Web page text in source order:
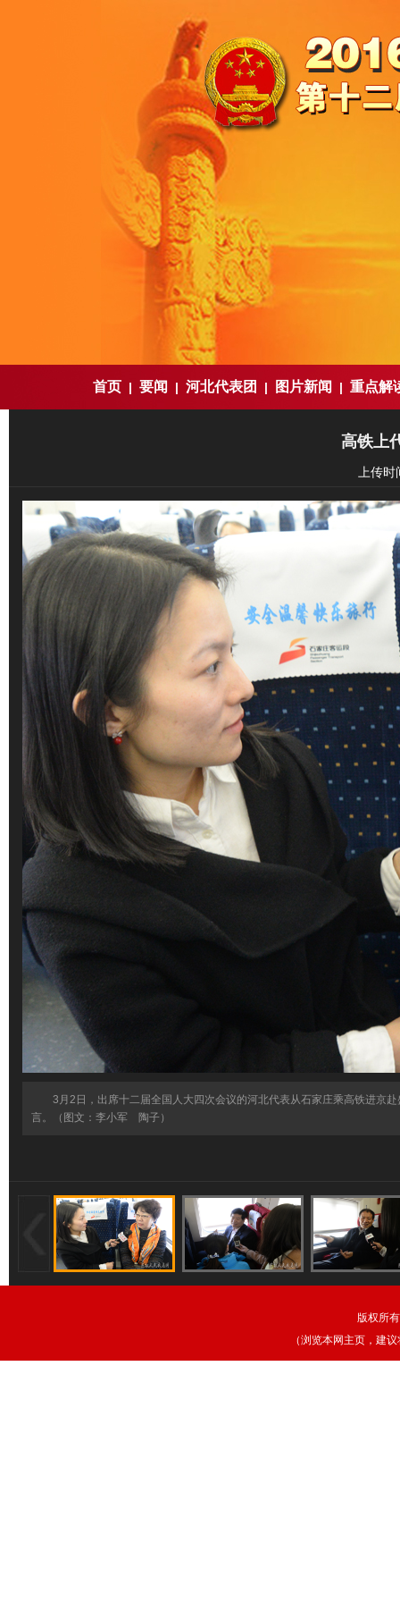
首页 | 要闻 | 河北代表团 | 图片新闻 | 重点解
高铁上
上传
3月2日，出席十二届全国人大四次会议的河北代表从石家庄乘高铁进京赴
言。（图文：李小军 陶子）
版权所
（浏览本网主页，建